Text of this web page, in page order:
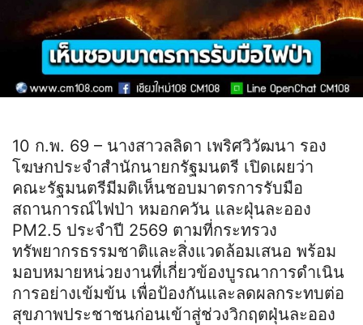
10 ก.พ. 69 – นางสาวลลิดา เพริศวิวัฒนา รอง
โฆษกประจำสำนักนายกรัฐมนตรี เปิดเผยว่า
คณะรัฐมนตรีมีมติเห็นชอบมาตรการรับมือ
สถานการณ์ไฟป่า หมอกควัน และฝุ่นละออง
PM2.5 ประจำปี 2569 ตามที่กระทรวง
ทรัพยากรธรรมชาติและสิ่งแวดล้อมเสนอ พร้อม
มอบหมายหน่วยงานที่เกี่ยวข้องบูรณาการดำเนิน
การอย่างเข้มข้น เพื่อป้องกันและลดผลกระทบต่อ
สุขภาพประชาชนก่อนเข้าสู่ช่วงวิกฤตฝุ่นละออง